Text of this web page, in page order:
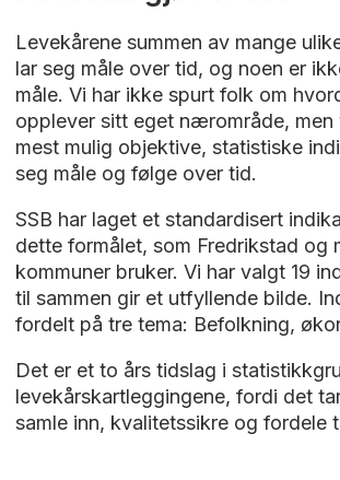
Levekårene summen av mange
lar seg måle over tid, og noen er
måle. Vi har ikke spurt folk om
opplever sitt eget nærområde, men
mest mulig objektive, statistiske
seg måle og følge over tid.
SSB har laget et standardisert
dette formålet, som Fredrikstad og
kommuner bruker. Vi har valgt 19
til sammen gir et utfyllende bilde.
fordelt på tre tema: Befolkning,
Det er et to års tidslag i
levekårskartleggingene, fordi det
samle inn, kvalitetssikre og fordele